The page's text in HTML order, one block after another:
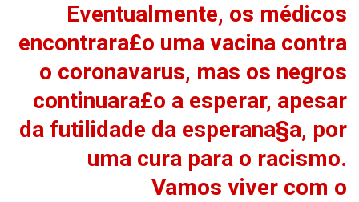
Eventualmente, os médicos
encontrara£o uma vacina contra
o coronava­rus, mas os negros
continuara£o a esperar, apesar
da futilidade da esperana§a, por
uma cura para o racismo.
Vamos viver com o